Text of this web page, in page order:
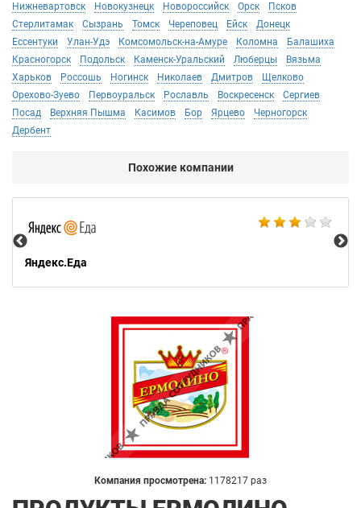
Нижневартовск
Новокузнецк Новороссийск Орск
Псков
Стерлитамак
Сызрань Томск Череповец Ейск
Донецк
Ессентуки
Улан-Удэ Комсомольск-на-Амуре Коломна
Балашиха
Красногорск
Подольск Каменск-Уральский Люберцы
Вязьма
Харьков
Россошь Ногинск Николаев Дмитров
Щелково
Орехово-Зуево
Первоуральск Рославль Воскресенск
Сергиев
Посад
Верхняя Пышма Касимов Бор Ярцево
Черногорск
Дербент
Похожие компании
Яндекс.Еда
Компания просмотрена: 1178217 раз